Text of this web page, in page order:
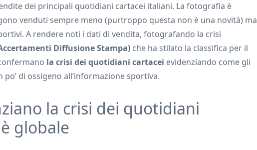
dei principali quotidiani cartacei italiani. La fotografia è
venduti sempre meno (purtroppo questa non è una novità) ma
A rendere noti i dati di vendita, fotografando la crisi
Diffusione Stampa) che ha stilato la classifica per il
la crisi dei quotidiani cartacei evidenziando come gli
di ossigeno all’informazione sportiva.
la crisi dei quotidiani
globale